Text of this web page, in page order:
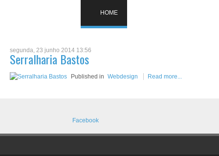
HOME
segunda, 23 junho 2014 13:56
Serralharia Bastos
Published in Webdesign Read more...
Facebook